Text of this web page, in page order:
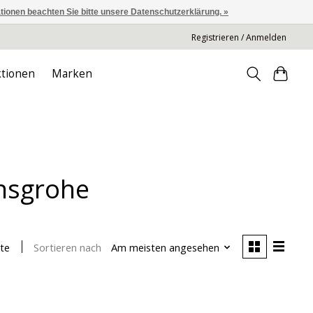
Registrieren / Anmelden
Marken
Sortieren nach Am meisten angesehen
beachten Sie bitte unsere Datenschutzerklärung. »